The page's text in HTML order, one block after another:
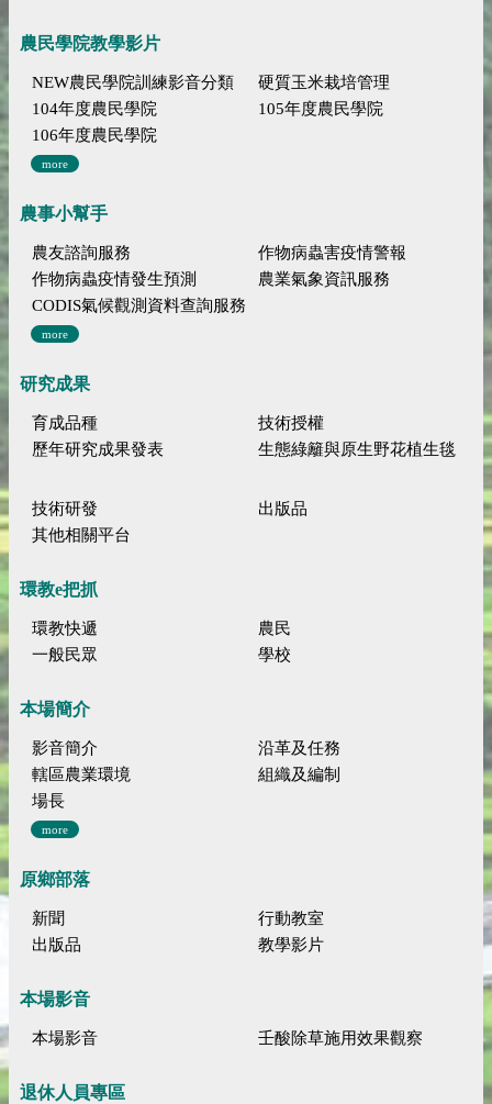
農民學院教學影片
NEW農民學院訓練影音分類
硬質玉米栽培管理
104年度農民學院
105年度農民學院
106年度農民學院
more
農事小幫手
農友諮詢服務
作物病蟲害疫情警報
作物病蟲疫情發生預測
農業氣象資訊服務
CODIS氣候觀測資料查詢服務
more
研究成果
育成品種
技術授權
歷年研究成果發表
生態綠籬與原生野花植生毯
技術研發
出版品
其他相關平台
環教e把抓
環教快遞
農民
一般民眾
學校
本場簡介
影音簡介
沿革及任務
轄區農業環境
組織及編制
場長
more
原鄉部落
新聞
行動教室
出版品
教學影片
本場影音
本場影音 壬酸除草施用效果觀察
退休人員專區